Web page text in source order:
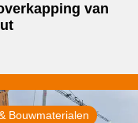
van
Bouwmaterialen